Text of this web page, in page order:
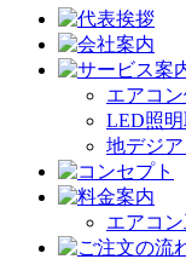
エアコ
LED照
地デジ
エアコ